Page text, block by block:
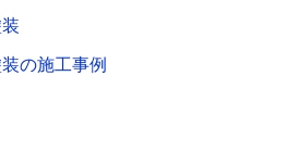
の施工事例